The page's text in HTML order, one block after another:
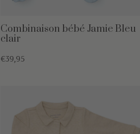
Combinaison bébé Jamie Bleu
clair
€39,95